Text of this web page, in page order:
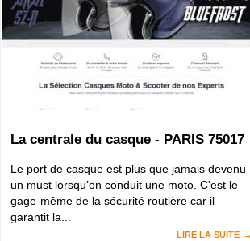
La centrale du casque - PARIS 75017
Le port de casque est plus que jamais devenu
un must lorsqu’on conduit une moto. C'est le
gage-même de la sécurité routière car il
garantit la...
LIRE LA SUITE